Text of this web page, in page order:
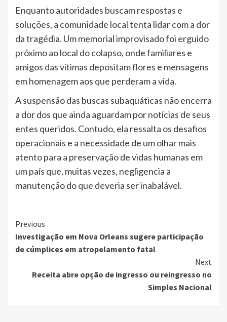
Enquanto autoridades buscam respostas e
soluções, a comunidade local tenta lidar com a dor
da tragédia. Um memorial improvisado foi erguido
próximo ao local do colapso, onde familiares e
amigos das vítimas depositam flores e mensagens
em homenagem aos que perderam a vida.
A suspensão das buscas subaquáticas não encerra
a dor dos que ainda aguardam por notícias de seus
entes queridos. Contudo, ela ressalta os desafios
operacionais e a necessidade de um olhar mais
atento para a preservação de vidas humanas em
um país que, muitas vezes, negligencia a
manutenção do que deveria ser inabalável.
Continue
Reading
Previous
Investigação em Nova Orleans sugere participação
de cúmplices em atropelamento fatal
Next
Receita abre opção de ingresso ou reingresso no
Simples Nacional